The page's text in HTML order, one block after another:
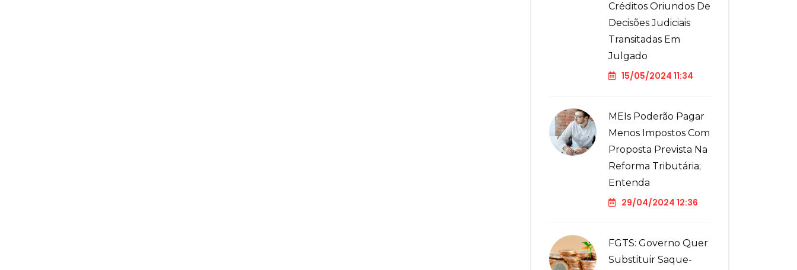
Créditos Oriundos De
Decisões Judiciais
Transitadas Em
Julgado
15/05/2024 11:34
MEIs Poderão Pagar
Menos Impostos Com
Proposta Prevista Na
Reforma Tributária;
Entenda
29/04/2024 12:36
FGTS: Governo Quer
Substituir Saque-